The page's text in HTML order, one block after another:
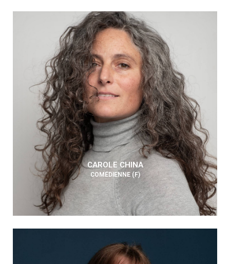
CAROLE CHINA
COMÉDIENNE (F)